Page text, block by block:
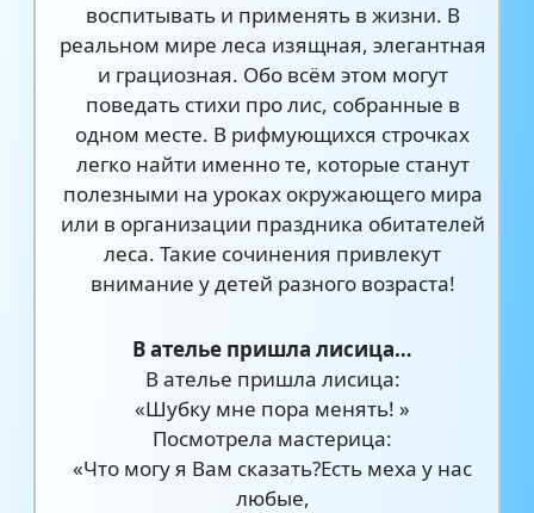
воспитывать и применять в жизни. В
реальном мире леса изящная, элегантная
и грациозная. Обо всём этом могут
поведать стихи про лис, собранные в
одном месте. В рифмующихся строчках
легко найти именно те, которые станут
полезными на уроках окружающего мира
или в организации праздника обитателей
леса. Такие сочинения привлекут
внимание у детей разного возраста!
В ателье пришла лисица…
В ателье пришла лисица:
«Шубку мне пора менять! »
Посмотрела мастерица:
«Что могу я Вам сказать?Есть меха у нас
любые,